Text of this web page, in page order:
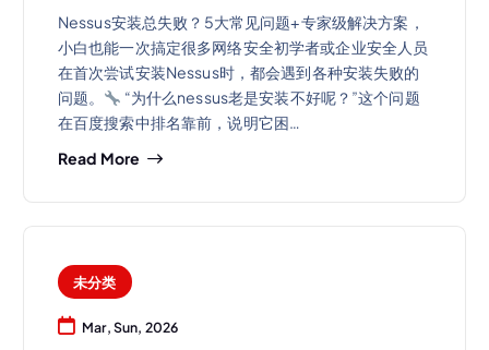
Nessus安装总失败？5大常见问题+专家级解决方案，
小白也能一次搞定很多网络安全初学者或企业安全人员
在首次尝试安装Nessus时，都会遇到各种安装失败的
问题。
“为什么nessus老是安装不好呢？”这个问题
在百度搜索中排名靠前，说明它困…
Read More
未分类
Mar, Sun, 2026